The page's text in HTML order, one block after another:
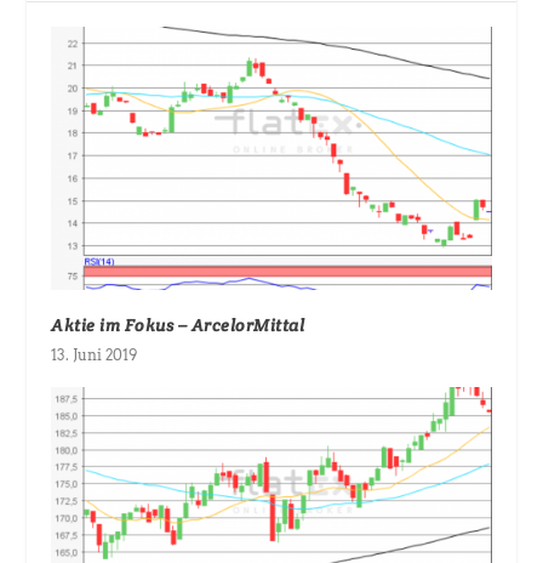
Aktie im Fokus – ArcelorMittal
13. Juni 2019